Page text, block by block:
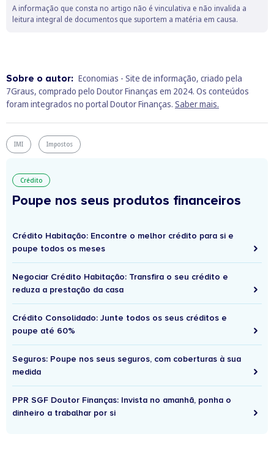
A informação que consta no artigo não é vinculativa e não invalida a
leitura integral de documentos que suportem a matéria em causa.
Sobre o autor: Economias - Site de informação, criado pela
7Graus, comprado pelo Doutor Finanças em 2024. Os conteúdos
foram integrados no portal Doutor Finanças. Saber mais.
IMI Impostos
Crédito
Poupe nos seus produtos financeiros
Crédito Habitação: Encontre o melhor crédito para si e
poupe todos os meses
Negociar Crédito Habitação: Transfira o seu crédito e
reduza a prestação da casa
Crédito Consolidado: Junte todos os seus créditos e
poupe até 60%
Seguros: Poupe nos seus seguros, com coberturas à sua
medida
PPR SGF Doutor Finanças: Invista no amanhã, ponha o
dinheiro a trabalhar por si